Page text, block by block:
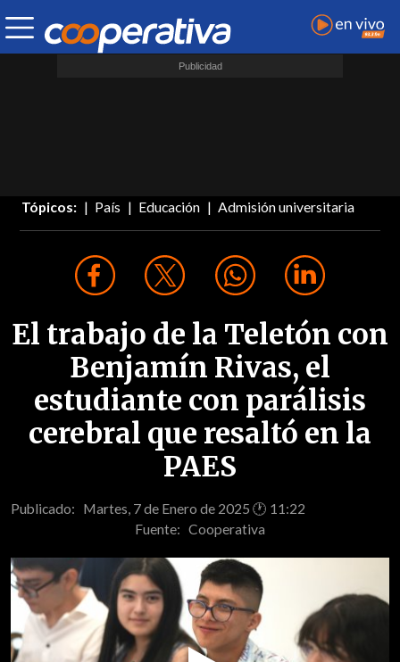
Tópicos: País Educación Admisión universitaria
El trabajo de la Teletón con
Benjamín Rivas, el
estudiante con parálisis
cerebral que resaltó en la
PAES
Publicado: Martes, 7 de Enero de 2025 🕐 11:22
Fuente: Cooperativa